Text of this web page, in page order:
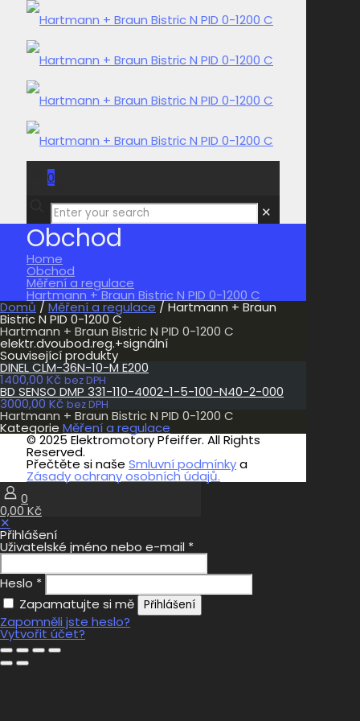
0
0,00 Kč
✕
Obchod
Home
Obchod
Měření a regulace
Hartmann + Braun Bistric N PID 0-1200 C
Domů / Měření a regulace / Hartmann + Braun
Bistric N PID 0-1200 C
Hartmann + Braun Bistric N PID 0-1200 C
elektr.dvoubod.reg.+signální
Související produkty
DINEL CLM-36N-10-M E200
1400,00 Kč bez DPH
BD SENSO DMP 331-110-4002-1-5-100-N40-2-000
3000,00 Kč bez DPH
Hartmann + Braun Bistric N PID 0-1200 C
Kategorie Měření a regulace
© 2025 Elektromotory Pfeiffer. All Rights
Reserved.
Přečtěte si naše Smluvní podmínkya
Zásady ochrany osobních údajů.
0
0,00 Kč
✕
Přihlášení
Uživatelské jméno nebo e-mail *
Heslo *
Zapamatujte si mě
Přihlášení
Zapomněli jste heslo?
Vytvořit účet?